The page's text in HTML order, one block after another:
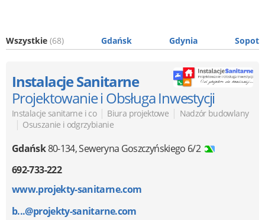
Wszystkie (68) Gdańsk Gdynia Sopot
Instalacje Sanitarne
Projektowanie i Obsługa Inwestycji
Instalacje sanitarne i co | Biura projektowe | Nadzór budowlany
| Osuszanie i odgrzybianie
Gdańsk80-134,Seweryna Goszczyńskiego 6/2
692-733-222
www.projekty-sanitarne.com
b...@projekty-sanitarne.com